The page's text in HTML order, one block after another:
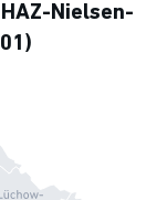
Nielsen-